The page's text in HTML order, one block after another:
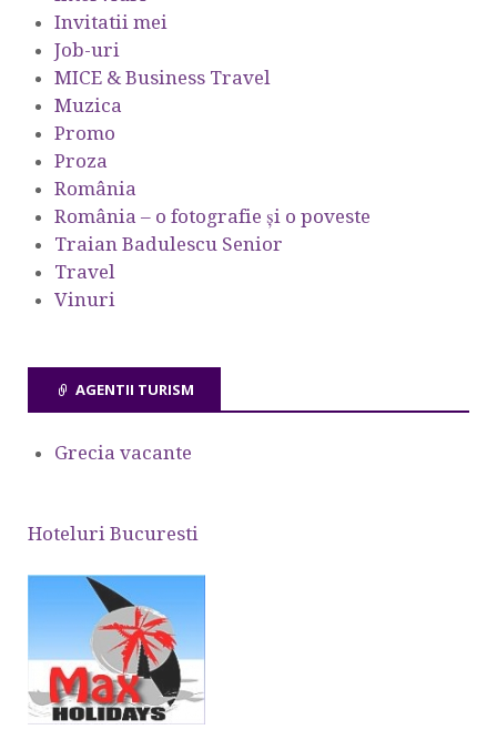
Invitatii mei
Job-uri
MICE & Business Travel
Muzica
Promo
Proza
România
România – o fotografie şi o poveste
Traian Badulescu Senior
Travel
Vinuri
AGENTII TURISM
Grecia vacante
Hoteluri Bucuresti